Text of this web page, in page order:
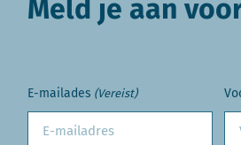
Meld je aan
E-mailades (Vereist)